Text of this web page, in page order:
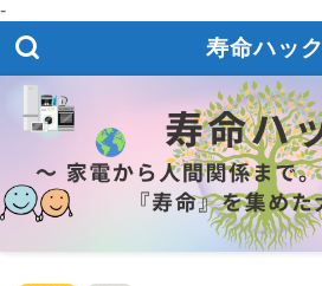
-
寿命ハック